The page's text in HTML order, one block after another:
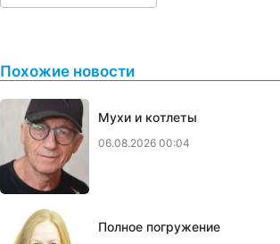
Похожие новости
Мухи и котлеты
06.08.2026 00:04
Полное погружение